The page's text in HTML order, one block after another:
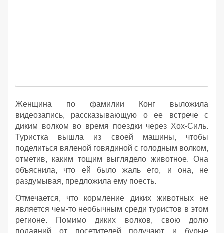
Женщина по фамилии Конг выложила
видеозапись, рассказывающую о ее встрече с
диким волком во время поездки через Хох-Силь.
Туристка вышла из своей машины, чтобы
поделиться вяленой говядиной с голодным волком,
отметив, каким тощим выглядело животное. Она
объяснила, что ей было жаль его, и она, не
раздумывая, предложила ему поесть.
Отмечается, что кормление диких животных не
является чем-то необычным среди туристов в этом
регионе. Помимо диких волков, свою долю
подаяний от посетителей получают и бурые